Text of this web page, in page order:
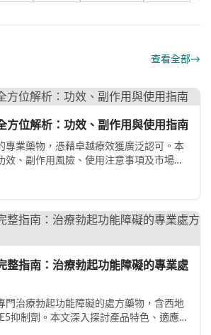
查看全部→
方位解析：功效、副作用與使用指南
專業藥物，憑藉卓越療效獲廣泛認可。本
效、副作用風險、使用注意事項及市場發
整指南：治療勃起功能障礙的專業處
門治療勃起功能障礙的處方藥物，含西地
抑制劑。本文深入探討產品特色、適應